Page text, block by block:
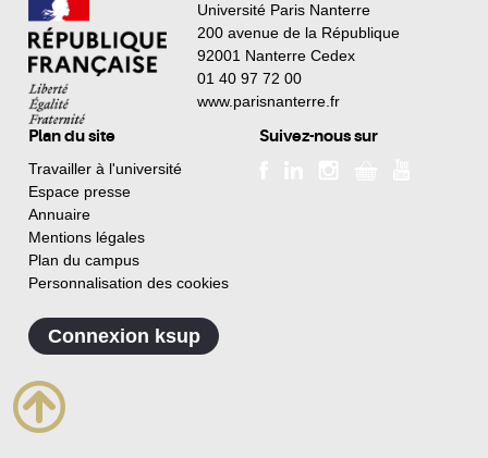
Université Paris Nanterre
200 avenue de la République
92001 Nanterre Cedex
01 40 97 72 00
www.parisnanterre.fr
Plan du site
Travailler à l'université
Espace presse
Annuaire
Mentions légales
Plan du campus
Personnalisation des cookies
Suivez-nous sur
Connexion ksup